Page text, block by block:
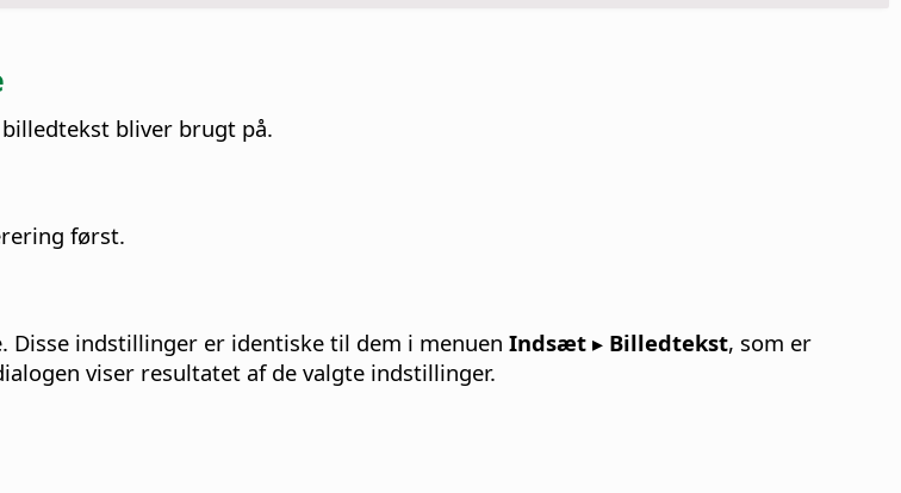
bliver brugt på.
først.
Disse indstillinger er identiske til dem i menuen Indsæt ▸ Billedtekst, som er
viser resultatet af de valgte indstillinger.